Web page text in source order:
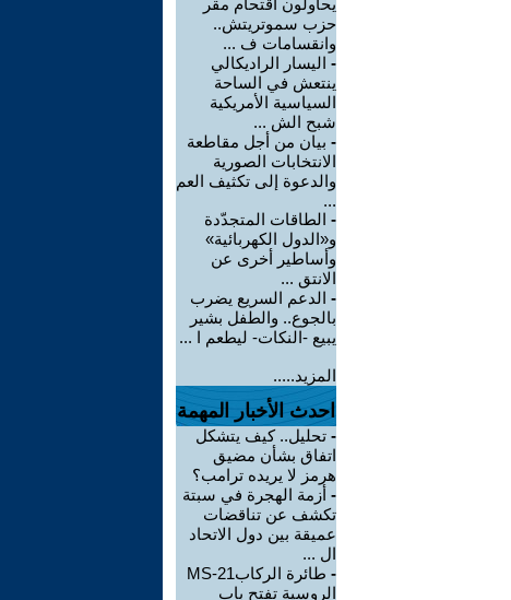
يحاولون اقتحام مقر
حزب سموتريتش..
وانقسامات ف ...
- اليسار الراديكالي
ينتعش في الساحة
السياسية الأمريكية
شبح الش ...
- بيان من أجل مقاطعة
الانتخابات الصورية
والدعوة إلى تكثيف العم
...
- الطاقات المتجدّدة
و«الدول الكهربائية»
وأساطير أخرى عن
الانتق ...
- الدعم السريع يضرب
بالجوع.. والطفل بشير
يبيع -النكات- ليطعم ا ...
المزيد.....
احدث الأخبار المهمة
- تحليل.. كيف يتشكل
اتفاق بشأن مضيق
هرمز لا يريده ترامب؟
- أزمة الهجرة في سبتة
تكشف عن تناقضات
عميقة بين دول الاتحاد
ال ...
-
طائرة الركابMS-21
الروسية تفتح باب